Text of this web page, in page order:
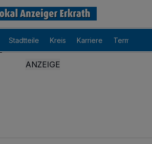
Stadtteile Kreis Karriere Termine